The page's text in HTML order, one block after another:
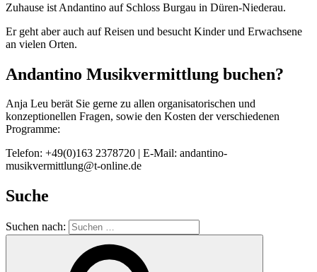
Zuhause ist Andantino auf Schloss Burgau in Düren-Niederau.
Er geht aber auch auf Reisen und besucht Kinder und Erwachsene
an vielen Orten.
Andantino Musikvermittlung buchen?
Anja Leu berät Sie gerne zu allen organisatorischen und
konzeptionellen Fragen, sowie den Kosten der verschiedenen
Programme:
Telefon: +49(0)163 2378720 | E-Mail: andantino-
musikvermittlung@t-online.de
Suche
Suchen nach: